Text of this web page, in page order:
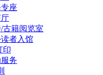
座
古籍阅览室
者入馆
印
务